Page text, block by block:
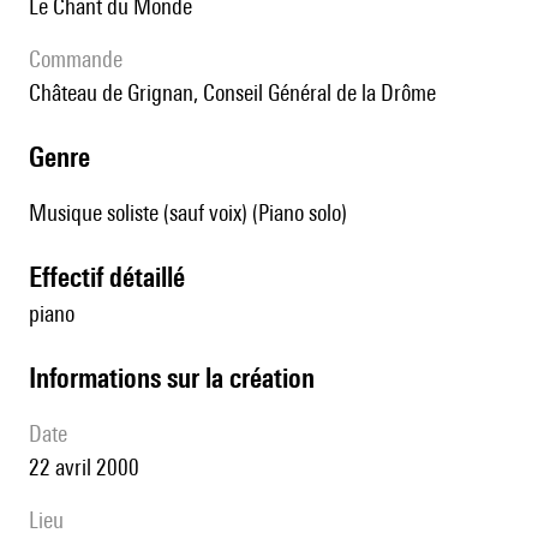
Le Chant du Monde
Commande
Château de Grignan, Conseil Général de la Drôme
genre
Musique soliste (sauf voix) (Piano solo)
effectif détaillé
piano
informations sur la création
date
22 avril 2000
lieu